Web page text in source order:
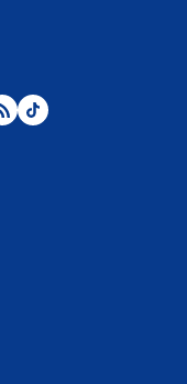
Espriella gobernará